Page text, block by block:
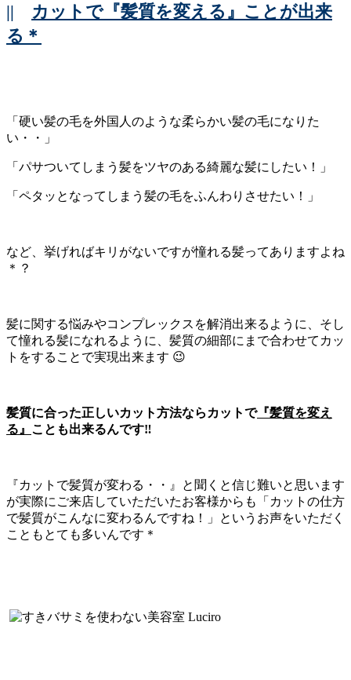
|| カットで『髪質を変える』ことが出来
る＊
「硬い髪の毛を外国人のような柔らかい髪の毛になりた
い・・」
「パサついてしまう髪をツヤのある綺麗な髪にしたい！」
「ペタッとなってしまう髪の毛をふんわりさせたい！」
など、挙げればキリがないですが憧れる髪ってありますよね
＊？
髪に関する悩みやコンプレックスを解消出来るように、そし
て憧れる髪になれるように、髪質の細部にまで合わせてカッ
トをすることで実現出来ます 😉
髪質に合った正しいカット方法ならカットで『髪質を変え
る』 ことも出来るんです‼
『カットで髪質が変わる・・』と聞くと信じ難いと思います
が実際にご来店していただいたお客様からも「カットの仕方
で髪質がこんなに変わるんですね！」というお声をいただく
こともとても多いんです＊